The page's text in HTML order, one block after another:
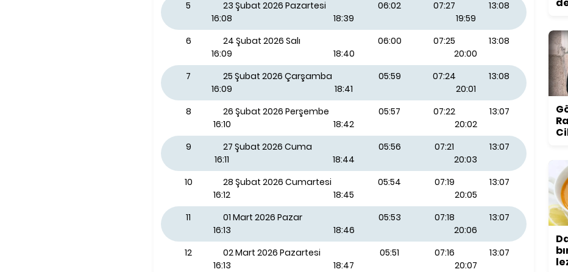
5
23 Şubat 2026 Pazartesi 06:02 07:27
13:08
16:08
18:39
19:59
6
24 Şubat 2026 Salı 06:00 07:25
13:08
16:09
18:40
20:00
7
25 Şubat 2026 Çarşamba 05:59 07:24
13:08
16:09
18:41
20:01
8
26 Şubat 2026 Perşembe 05:57 07:22
13:07
16:10
18:42
20:02
9
27 Şubat 2026 Cuma 05:56 07:21
13:07
16:11
18:44
20:03
10
28 Şubat 2026 Cumartesi 05:54 07:19
13:07
16:12
18:45
20:05
11
01 Mart 2026 Pazar 05:53 07:18
13:07
16:13
18:46
20:06
12
02 Mart 2026 Pazartesi 05:51 07:16
13:07
16:13
18:47
20:07